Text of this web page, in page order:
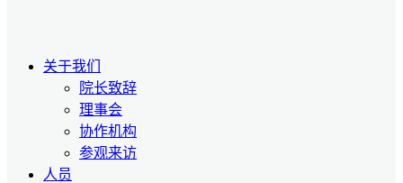
关于我们
院长致辞
理事会
协作机构
参观来访
人员